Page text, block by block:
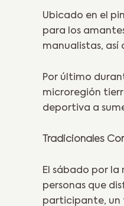
Ubicado en el
para los
manualistas, así
Por último
microregión
deportiva a
Tradicionales
El sábado por
personas que
participante, un